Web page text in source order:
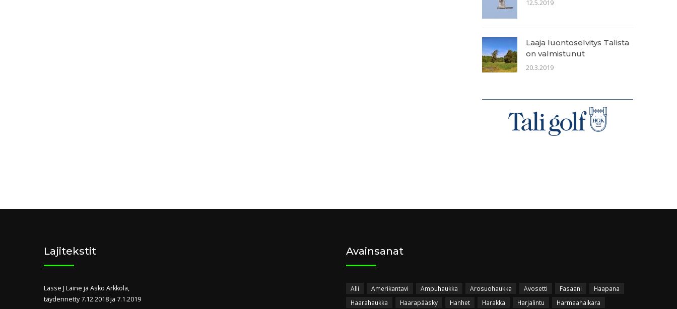
12.5.2019
Laaja luontoselvitys Talista
on valmistunut
20.3.2019
Lajitekstit
Lasse J Laine ja Asko Arkkola,
täydennetty 7.12.2018 ja 7.1.2019
Avainsanat
Alli Amerikantavi Ampuhaukka Arosuohaukka Avosetti Fasaani
Haapana
Haarahaukka
Haarapääsky Hanhet Harakka Harjalintu
Harmaahaikara